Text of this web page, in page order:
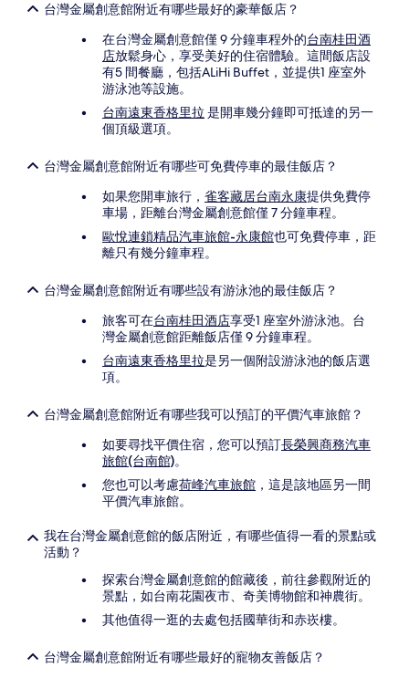
台灣金屬創意館附近有哪些最好的豪華飯店？
在台灣金屬創意館僅 9 分鐘車程外的台南桂田酒
店放鬆身心，享受美好的住宿體驗。這間飯店設
有5 間餐廳，包括ALiHi Buffet，並提供1 座室外
游泳池等設施。
台南遠東香格里拉 是開車幾分鐘即可抵達的另一
個頂級選項。
台灣金屬創意館附近有哪些可免費停車的最佳飯店？
如果您開車旅行， 雀客藏居台南永康提供免費停
車場，距離台灣金屬創意館僅 7 分鐘車程。
歐悅連鎖精品汽車旅館-永康館也可免費停車，距
離只有幾分鐘車程。
台灣金屬創意館附近有哪些設有游泳池的最佳飯店？
旅客可在台南桂田酒店享受1 座室外游泳池。台
灣金屬創意館距離飯店僅 9 分鐘車程。
台南遠東香格里拉是另一個附設游泳池的飯店選
項。
台灣金屬創意館附近有哪些我可以預訂的平價汽車旅館？
如要尋找平價住宿，您可以預訂長榮興商務汽車
旅館(台南館)。
您也可以考慮荷峰汽車旅館 ，這是該地區另一間
平價汽車旅館。
我在台灣金屬創意館的飯店附近，有哪些值得一看的景點或
活動？
探索台灣金屬創意館的館藏後，前往參觀附近的
景點，如台南花園夜市、奇美博物館和神農街。
其他值得一逛的去處包括國華街和赤崁樓。
台灣金屬創意館附近有哪些最好的寵物友善飯店？